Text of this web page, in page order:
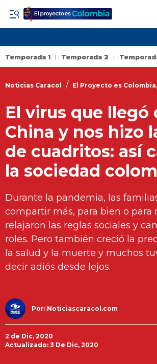
Temporada 1 Temporada 2
Noticias Caracol / El Proyecto es
El virus que llegó
China y nos hizo
de cuadritos: así
la sociedad
Durante la pandemia, las
compartir más, para bien o para
relajaron las reglas sociales y
roles. Pero también creció la
la salud y la muerte y muchos
decir adiós desde lejos.
Por: Noticiascaracol.com
2 de Dic, 2020
Actualizado: 3 De Dic, 2020